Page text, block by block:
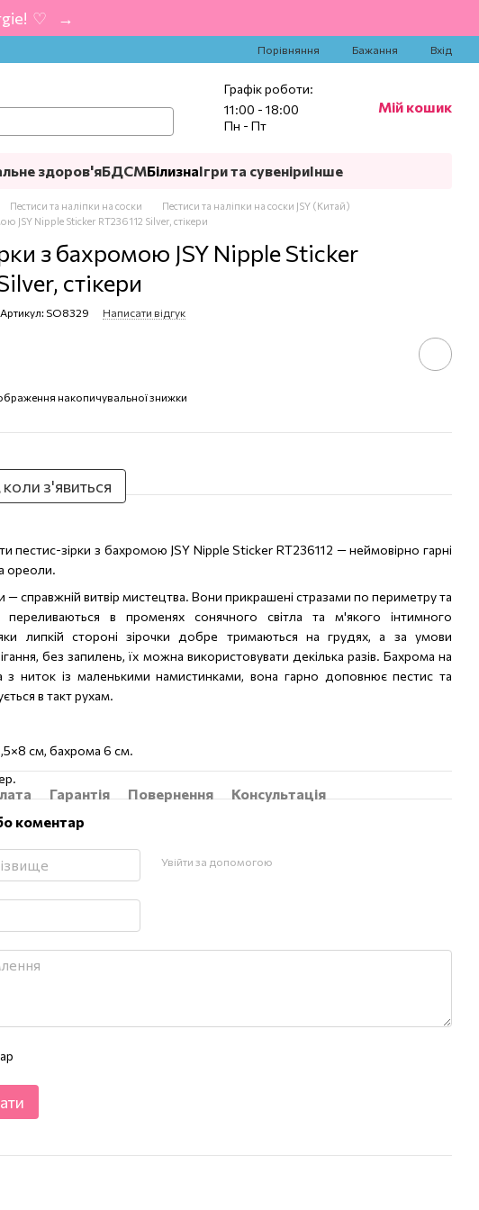
♡ ‍ →
Порівняння Бажання Вхід
Графік роботи:
11:00 - 18:00
Пн - Пт
Мій кошик
здоров'яБДСМБілизнаІгри та сувеніриІнше
Пестиси та наліпки на соски
Пестиси та наліпки на соски JSY (Китай)
JSY Nipple Sticker RT236112 Silver, стікери
з бахромою JSY Nipple Sticker
стікери
Артикул: SO8329 Написати відгук
накопичувальної знижки
з'явиться
пестис-зірки з бахромою JSY Nipple Sticker RT236112 — неймовірно гарні
ореоли.
— справжній витвір мистецтва. Вони прикрашені стразами по периметру та
переливаються в променях сонячного світла та м'якого інтимного
липкій стороні зірочки добре тримаються на грудях, а за умови
без запилень, їх можна використовувати декілька разів. Бахрома на
з ниток із маленькими намистинками, вона гарно доповнює пестис та
в такт рухам.
см, бахрома 6 см.
Гарантія Повернення
Консультація
коментар
Увійти за допомогою